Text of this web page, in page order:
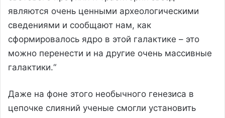
являются очень ценными археологическими
сведениями и сообщают нам, как
сформировалось ядро в этой галактике – это
можно перенести и на другие очень массивные
галактики.“
Даже на фоне этого необычного генезиса в
цепочке слияний ученые смогли установить